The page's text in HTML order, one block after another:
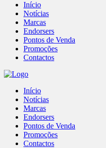
Início
Notícias
Marcas
Endorsers
Pontos de Venda
Promoções
Contactos
Início
Notícias
Marcas
Endorsers
Pontos de Venda
Promoções
Contactos